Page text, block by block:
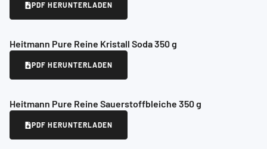
PDF HERUNTERLADEN
Heitmann Pure Reine Kristall Soda 350 g
PDF HERUNTERLADEN
Heitmann Pure Reine Sauerstoffbleiche 350 g
PDF HERUNTERLADEN